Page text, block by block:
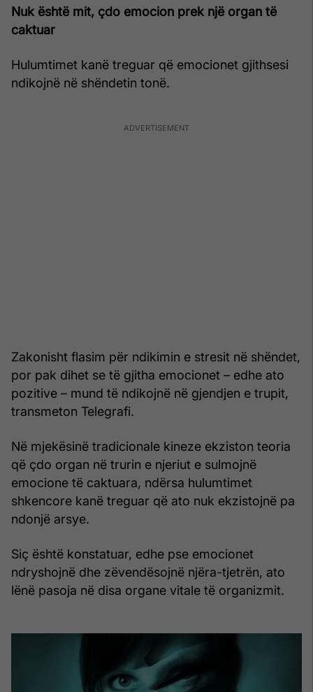
Nuk është mit, çdo emocion prek një organ të
caktuar
Hulumtimet kanë treguar që emocionet gjithsesi
ndikojnë në shëndetin tonë.
Zakonisht flasim për ndikimin e stresit në shëndet,
por pak dihet se të gjitha emocionet – edhe ato
pozitive – mund të ndikojnë në gjendjen e trupit,
transmeton Telegrafi.
Në mjekësinë tradicionale kineze ekziston teoria
që çdo organ në trurin e njeriut e sulmojnë
emocione të caktuara, ndërsa hulumtimet
shkencore kanë treguar që ato nuk ekzistojnë pa
ndonjë arsye.
Siç është konstatuar, edhe pse emocionet
ndryshojnë dhe zëvendësojnë njëra-tjetrën, ato
lënë pasoja në disa organe vitale të organizmit.